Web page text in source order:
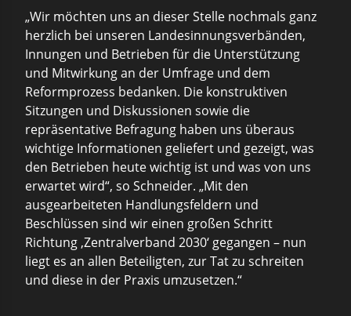
„Wir möchten uns an dieser Stelle nochmals ganz
herzlich bei unseren Landesinnungsverbänden,
Innungen und Betrieben für die Unterstützung
und Mitwirkung an der Umfrage und dem
Reformprozess bedanken. Die konstruktiven
Sitzungen und Diskussionen sowie die
repräsentative Befragung haben uns überaus
wichtige Informationen geliefert und gezeigt, was
den Betrieben heute wichtig ist und was von uns
erwartet wird“, so Schneider. „Mit den
ausgearbeiteten Handlungsfeldern und
Beschlüssen sind wir einen großen Schritt
Richtung ‚Zentralverband 2030‘ gegangen – nun
liegt es an allen Beteiligten, zur Tat zu schreiten
und diese in der Praxis umzusetzen.“